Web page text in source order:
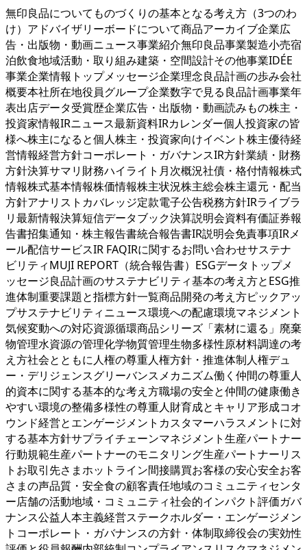
無印良品についてものづくりの基本となる考え方（3つのわ
け）アドバイザリーボードについて商品アーカイブ企業広
告・出版物・動画ニュース事業紹介無印良品事業製造小売宿
泊飲食地域活動・取り組み建築・空間設計その他事業IDÉE
事業企業情報トップメッセージ企業理念良品計画の歩み会社
概要本社所在地役員グループ企業数字で見る良品計画事業年
表出店データ受賞歴企業広告・出版物・動画読みもの株主・
投資家情報IRニュース最新資料IRカレンダー個人投資家の皆
様へ株主になると個人株主・投資家向けイベント株主優待経
営情報経営方針コーポレート・ガバナンスIR方針業績・財務
方針決算サマリ財務ハイライト月次概況社債・格付情報株式
情報株式基本情報株価情報株主状況株主総会株主還元・配当
方針アナリストカバレッジ定款電子公告税務方針IRライブラ
リ最新情報決算短信データブック決算説明会資料有価証券報
告書招集通知・株主報告書統合報告書IR説明会免責事項IRメ
ール配信サービスIR FAQIRに関するお問い合わせサステナ
ビリティMUJI REPORT（統合報告書）ESGデータトップメ
ッセージ良品計画のサステナビリティ基本の考え方とESG推
進体制重要課題と指標方針一覧商品開発の考え方ピックアッ
プサステナビリティニュース環境への配慮環境マネジメント
気候変動への対応資源循環商品シリーズ「素材に還る」廃棄
物管理水資源の管理化学物質管理生物多様性原材料調達の考
え方社会とともに人権の尊重人権方針・推進体制人権デュ
ー・デリジェンスグリーバンスメカニズム働く仲間の尊重人
的資本に関する基本的な考え方職場の安全と仲間の健康働き
やすい環境の整備多様性の尊重人財育成とキャリア形成コオ
ウンド経営とエンゲージメントカスタマーハラスメントに対
する基本方針サプライチェーンマネジメント生産パートナー
行動規範生産パートナーのモニタリング生産パートナーリス
トお取引先さまホットライン間接購買お客様の安心安全お客
さまの声品質・安全食の顧客責任地域のコミュニティセンタ
ー店舗の活動地域・コミュニティ社会的インパクト評価ガバ
ナンス公益人本主義経営ステークホルダー・エンゲージメン
トコーポレート・ガバナンスの方針・体制取締役会の実効性